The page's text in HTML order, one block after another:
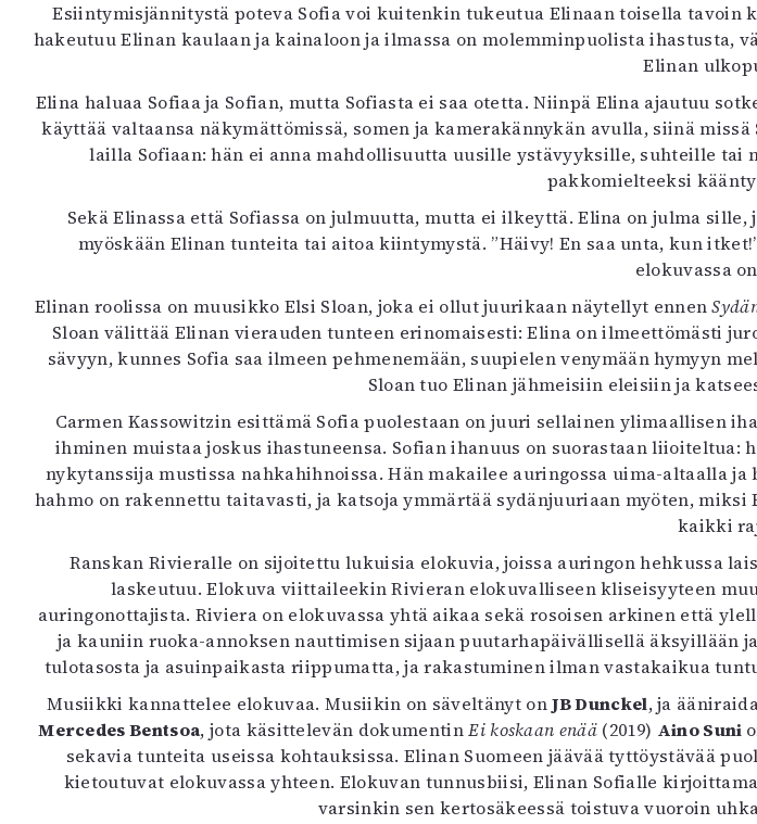
Esiintymisjännitystä poteva Sofia voi kuitenkin tukeutua Elinaan toisella
hakeutuu Elinan kaulaan ja kainaloon ja ilmassa on molemminpuolista
Elinan
Elina haluaa Sofiaa ja Sofian, mutta Sofiasta ei saa otetta. Niinpä Elina ajautuu
käyttää valtaansa näkymättömissä, somen ja kamerakännykän avulla, siinä
lailla Sofiaan: hän ei anna mahdollisuutta uusille ystävyyksille, suhteille
pakkomielteeksi
Sekä Elinassa että Sofiassa on julmuutta, mutta ei ilkeyttä. Elina on julma
myöskään Elinan tunteita tai aitoa kiintymystä. ”Häivy! En saa unta, kun
elokuvassa
Elinan roolissa on muusikko Elsi Sloan, joka ei ollut juurikaan näytellyt ennen
Sloan välittää Elinan vierauden tunteen erinomaisesti: Elina on ilmeettömästi
sävyyn, kunnes Sofia saa ilmeen pehmenemään, suupielen venymään hymyyn
Sloan tuo Elinan jähmeisiin eleisiin ja
Carmen Kassowitzin esittämä Sofia puolestaan on juuri sellainen ylimaallisen
ihminen muistaa joskus ihastuneensa. Sofian ihanuus on suorastaan
nykytanssija mustissa nahkahihnoissa. Hän makailee auringossa uima-altaalla
hahmo on rakennettu taitavasti, ja katsoja ymmärtää sydänjuuriaan myöten,
kaikki
Ranskan Rivieralle on sijoitettu lukuisia elokuvia, joissa auringon hehkussa
laskeutuu. Elokuva viittaileekin Rivieran elokuvalliseen kliseisyyteen
auringonottajista. Riviera on elokuvassa yhtä aikaa sekä rosoisen arkinen että
ja kauniin ruoka-annoksen nauttimisen sijaan puutarhapäivällisellä äksyillään
tulotasosta ja asuinpaikasta riippumatta, ja rakastuminen ilman vastakaikua
Musiikki kannattelee elokuvaa. Musiikin on säveltänyt onJB Dunckel, ja
Mercedes Bentsoa, jota käsittelevän dokumentinEi koskaan enää (2019) Aino Suni
sekavia tunteita useissa kohtauksissa. Elinan Suomeen jäävää tyttöystävää
kietoutuvat elokuvassa yhteen. Elokuvan tunnusbiisi, Elinan Sofialle
varsinkin sen kertosäkeessä toistuva vuoroin